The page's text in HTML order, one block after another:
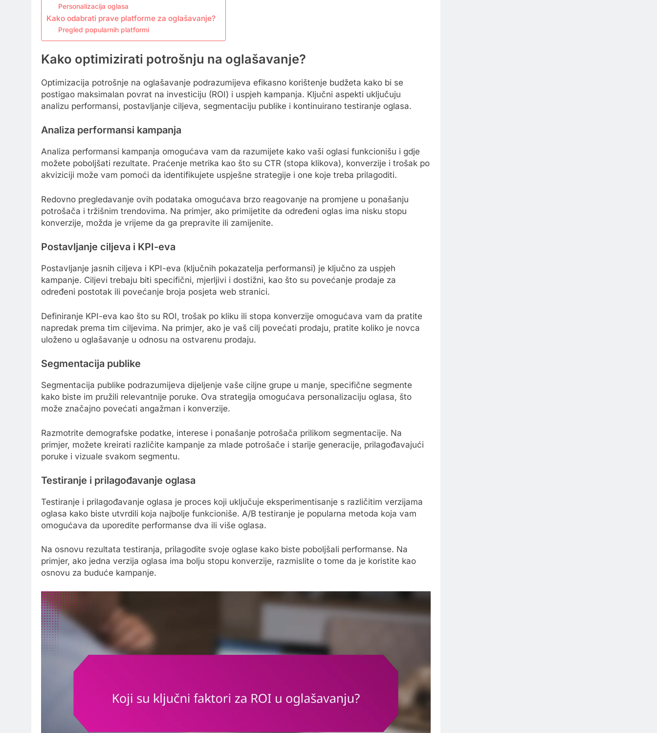
Personalizacija oglasa
Kako odabrati prave platforme za oglašavanje?
Pregled popularnih platformi
Kako optimizirati potrošnju na oglašavanje?
Optimizacija potrošnje na oglašavanje podrazumijeva efikasno korištenje budžeta kako bi se
postigao maksimalan povrat na investiciju (ROI) i uspjeh kampanja. Ključni aspekti uključuju
analizu performansi, postavljanje ciljeva, segmentaciju publike i kontinuirano testiranje oglasa.
Analiza performansi kampanja
Analiza performansi kampanja omogućava vam da razumijete kako vaši oglasi funkcionišu i gdje
možete poboljšati rezultate. Praćenje metrika kao što su CTR (stopa klikova), konverzije i trošak po
akviziciji može vam pomoći da identifikujete uspješne strategije i one koje treba prilagoditi.
Redovno pregledavanje ovih podataka omogućava brzo reagovanje na promjene u ponašanju
potrošača i tržišnim trendovima. Na primjer, ako primijetite da određeni oglas ima nisku stopu
konverzije, možda je vrijeme da ga prepravite ili zamijenite.
Postavljanje ciljeva i KPI-eva
Postavljanje jasnih ciljeva i KPI-eva (ključnih pokazatelja performansi) je ključno za uspjeh
kampanje. Ciljevi trebaju biti specifični, mjerljivi i dostižni, kao što su povećanje prodaje za
određeni postotak ili povećanje broja posjeta web stranici.
Definiranje KPI-eva kao što su ROI, trošak po kliku ili stopa konverzije omogućava vam da pratite
napredak prema tim ciljevima. Na primjer, ako je vaš cilj povećati prodaju, pratite koliko je novca
uloženo u oglašavanje u odnosu na ostvarenu prodaju.
Segmentacija publike
Segmentacija publike podrazumijeva dijeljenje vaše ciljne grupe u manje, specifične segmente
kako biste im pružili relevantnije poruke. Ova strategija omogućava personalizaciju oglasa, što
može značajno povećati angažman i konverzije.
Razmotrite demografske podatke, interese i ponašanje potrošača prilikom segmentacije. Na
primjer, možete kreirati različite kampanje za mlade potrošače i starije generacije, prilagođavajući
poruke i vizuale svakom segmentu.
Testiranje i prilagođavanje oglasa
Testiranje i prilagođavanje oglasa je proces koji uključuje eksperimentisanje s različitim verzijama
oglasa kako biste utvrdili koja najbolje funkcioniše. A/B testiranje je popularna metoda koja vam
omogućava da uporedite performanse dva ili više oglasa.
Na osnovu rezultata testiranja, prilagodite svoje oglase kako biste poboljšali performanse. Na
primjer, ako jedna verzija oglasa ima bolju stopu konverzije, razmislite o tome da je koristite kao
osnovu za buduće kampanje.